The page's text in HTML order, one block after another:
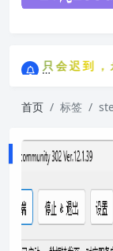
资源只会迟到
免费资源只会
首页 标签